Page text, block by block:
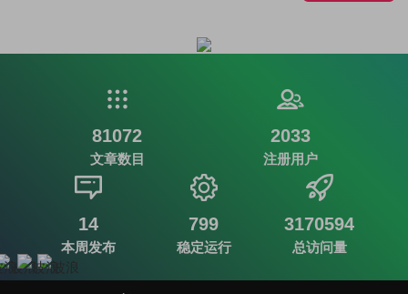
81072
文章数目
2033
注册用户
14
本周发布
799
稳定运行
3170594
总访问量